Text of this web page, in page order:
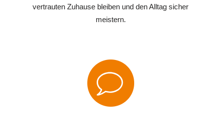
vertrauten Zuhause bleiben und den Alltag sicher
meistern.